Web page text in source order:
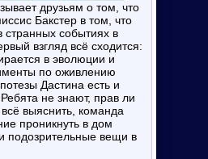
Бакстер в том, что
странных событиях в
взгляд всё сходится:
в эволюции и
по оживлению
Дастина есть и
не знают, прав ли
выяснить, команда
проникнуть в дом
подозрительные вещи в